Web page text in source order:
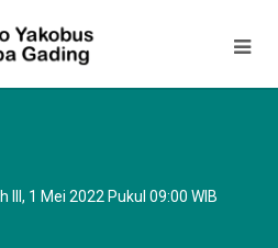
III, 1 Mei 2022 Pukul 09:00 WIB